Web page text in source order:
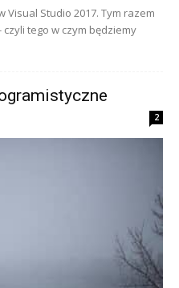
Visual Studio 2017. Tym razem
tego w czym będziemy
2